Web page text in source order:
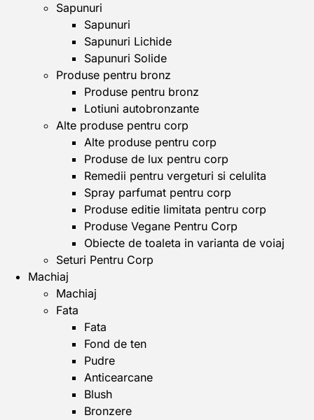
Sapunuri
Sapunuri
Sapunuri Lichide
Sapunuri Solide
Produse pentru bronz
Produse pentru bronz
Lotiuni autobronzante
Alte produse pentru corp
Alte produse pentru corp
Produse de lux pentru corp
Remedii pentru vergeturi si celulita
Spray parfumat pentru corp
Produse editie limitata pentru corp
Produse Vegane Pentru Corp
Obiecte de toaleta in varianta de voiaj
Seturi Pentru Corp
Machiaj
Machiaj
Fata
Fata
Fond de ten
Pudre
Anticearcane
Blush
Bronzere